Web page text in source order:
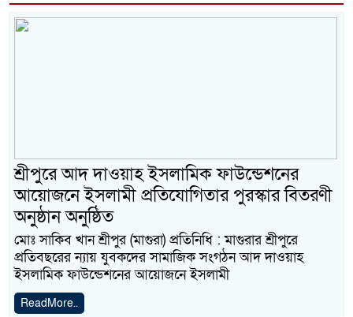
শ্রীপুরে আদ দাওয়াহ ইসলামিক ফাউন্ডেশনের
আয়োজনে ইসলামী প্রতিযোগিতার পুরস্কার বিতরণী
অনুষ্ঠান অনুষ্ঠিত
মোঃ সাকিব খান শ্রীপুর (মাগুরা) প্রতিনিধি : মাগুরার শ্রীপুরে
প্রতিবছরের ন্যায় যুবকদের সামাজিক সংগঠন আদ দাওয়াহ
ইসলামিক ফাউন্ডেশনের আয়োজনে ইসলামী
ReadMore..